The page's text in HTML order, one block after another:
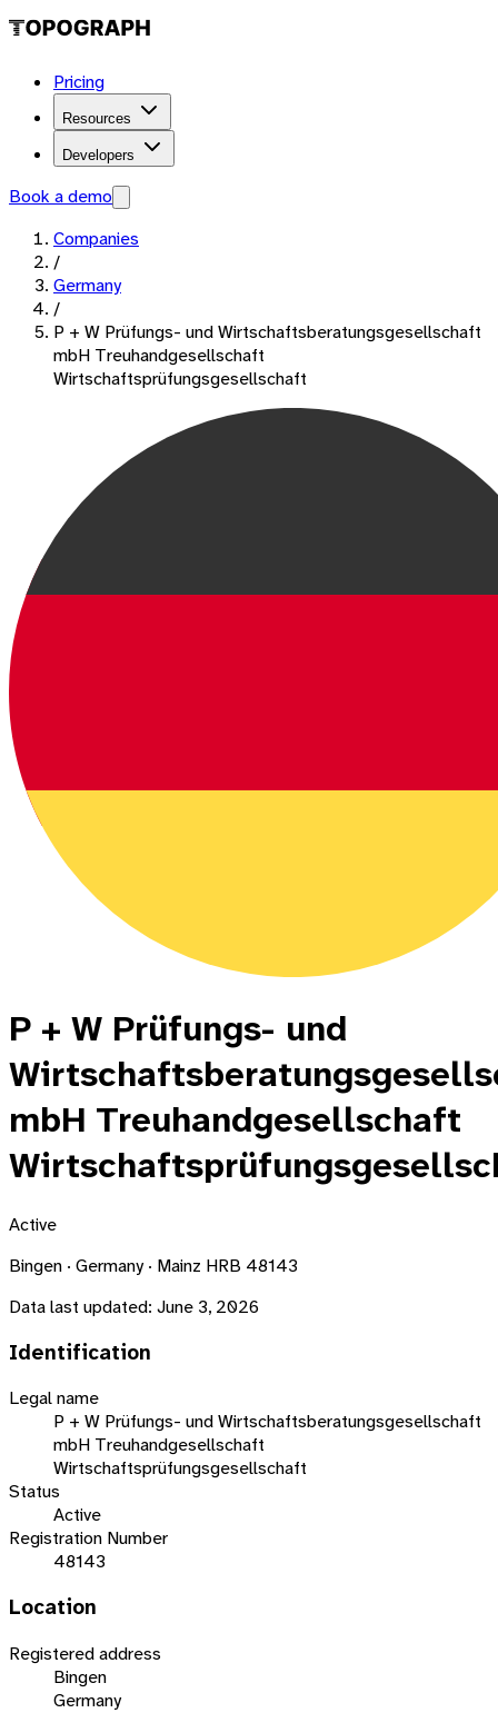
Pricing
Resources
Developers
Book a demo
Companies
/
Germany
/
P + W Prüfungs- und Wirtschaftsberatungsgesellschaft
mbH Treuhandgesellschaft
Wirtschaftsprüfungsgesellschaft
P + W Prüfungs- und
mbH Treuhandgesellschaft
Active
Bingen · Germany · Mainz HRB 48143
Data last updated: June 3, 2026
Identification
Legal name
P + W Prüfungs- und Wirtschaftsberatungsgesellschaft
mbH Treuhandgesellschaft
Wirtschaftsprüfungsgesellschaft
Status
Active
Registration Number
48143
Location
Registered address
Bingen
Germany